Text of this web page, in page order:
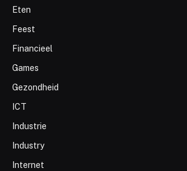
Eten
Feest
Financieel
Games
Gezondheid
ICT
Industrie
Industry
Internet